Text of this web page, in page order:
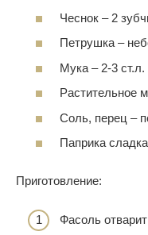
Чеснок – 2
Петрушка –
Мука – 2-3
Растительное
Соль, перец –
Паприка
Приготовление:
Фасоль